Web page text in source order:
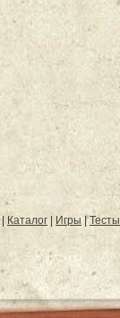
| Каталог | Игры |Тесты